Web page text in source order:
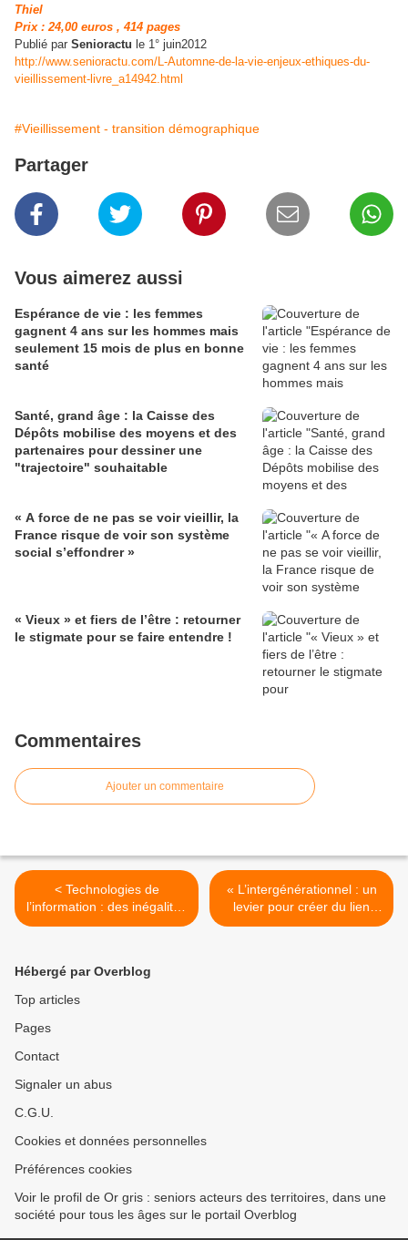
Thiel
Prix : 24,00 euros , 414 pages
Publié par Senioractu le 1° juin2012
http://www.senioractu.com/L-Automne-de-la-vie-enjeux-ethiques-du-
vieillissement-livre_a14942.html
#Vieillissement - transition démographique
Partager
Vous aimerez aussi
Espérance de vie : les femmes
gagnent 4 ans sur les hommes mais
seulement 15 mois de plus en bonne
santé
Santé, grand âge : la Caisse des
Dépôts mobilise des moyens et des
partenaires pour dessiner une
"trajectoire" souhaitable
« A force de ne pas se voir vieillir, la
France risque de voir son système
social s’effondrer »
« Vieux » et fiers de l’être : retourner
le stigmate pour se faire entendre !
Commentaires
Ajouter un commentaire
< Technologies de
l’information : des inégalités
qui se réduisent
« L’intergénérationnel : un
levier pour créer du lien
social en milieu rural ». >
Hébergé par Overblog
Top articles
Pages
Contact
Signaler un abus
C.G.U.
Cookies et données personnelles
Préférences cookies
Voir le profil de Or gris : seniors acteurs des territoires, dans une
société pour tous les âges sur le portail Overblog